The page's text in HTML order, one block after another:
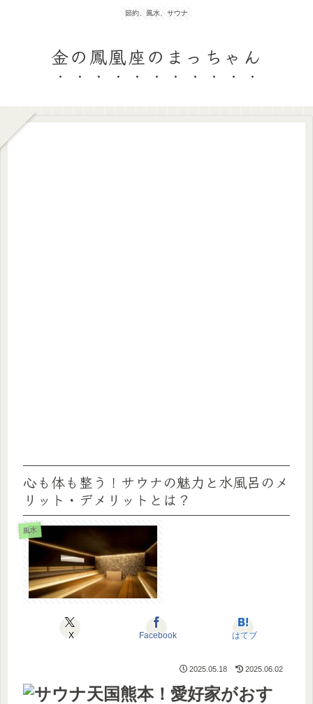
節約、風水、サウナ
金の鳳凰座のまっちゃん
心も体も整う！サウナの魅力と水風呂のメ
リット・デメリットとは？
風水
X Facebook はてブ
2025.05.18 2025.06.02